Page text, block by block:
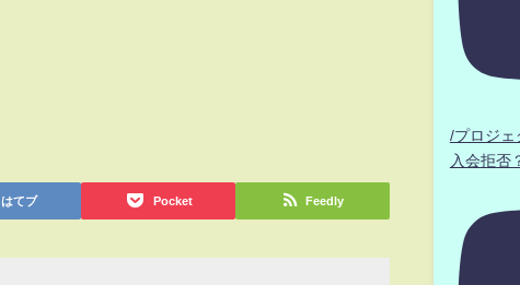
はてブ Pocket Feedly
/プロジ
入会拒否